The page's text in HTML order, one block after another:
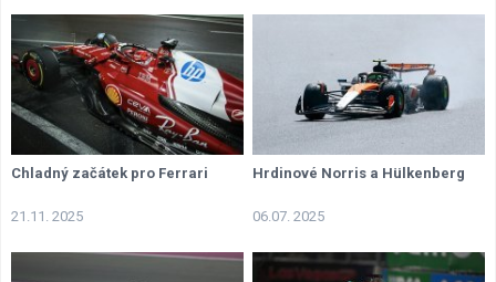
Chladný začátek pro Ferrari
21.11. 2025
Hrdinové Norris a Hülkenberg
06.07. 2025